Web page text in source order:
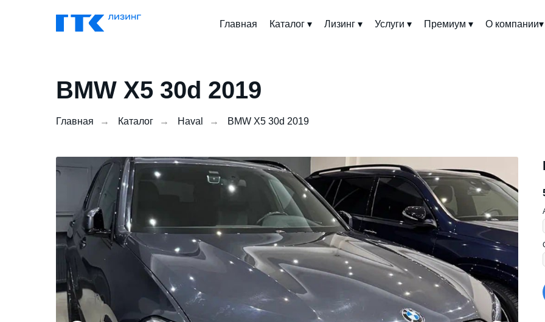
Главная Каталог ▾ Лизинг ▾ Услуги ▾ Премиум ▾ О компании▾
BMW X5 30d 2019
Главная → Каталог → Haval → BMW X5 30d 2019